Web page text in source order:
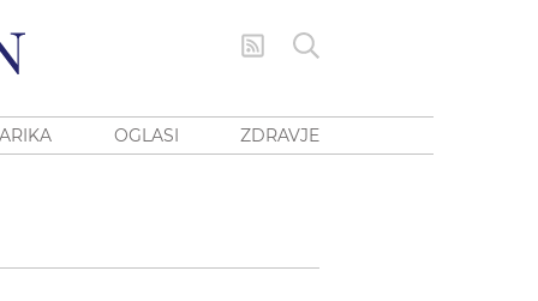
OGLASI ZDRAVJE